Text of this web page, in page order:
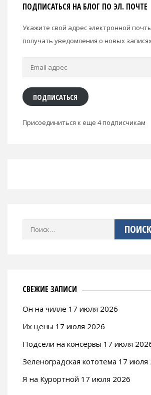
ПОДПИСАТЬСЯ НА БЛОГ ПО ЭЛ. ПОЧТЕ
Укажите свой адрес электронной
получать уведомления о новых
Email
ПОДПИСАТЬСЯ
Присоединиться к еще 4 подписчикам
Найти:
СВЕЖИЕ ЗАПИСИ
Он на чилле 17 июля 2026
Их цены 17 июля 2026
Подсели на консервы 17 июля
Зеленоградская кототема 17 июля
Я на Курортной 17 июля 2026